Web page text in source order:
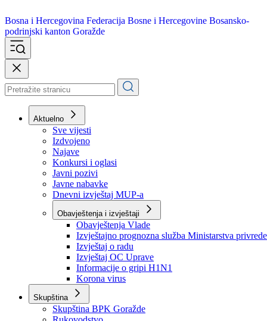
Bosna i Hercegovina
podrinjski kanton Goražde
Aktuelno
Sve vijesti
Izdvojeno
Najave
Konkursi i oglasi
Javni pozivi
Javne nabavke
Dnevni izvještaj MUP-a
Obavještenja i izvještaji
Obavještenja Vlade
Izvještajno prognozna služba Ministarstva privrede
Izvještaj o radu
Izvještaj OC Uprave
Informacije o gripi H1N1
Korona virus